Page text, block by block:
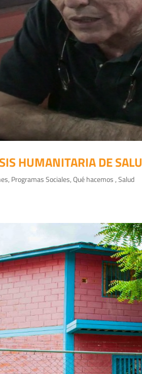
HUMANITARIA DE
, Programas Sociales,Qué hacemos ,Salud